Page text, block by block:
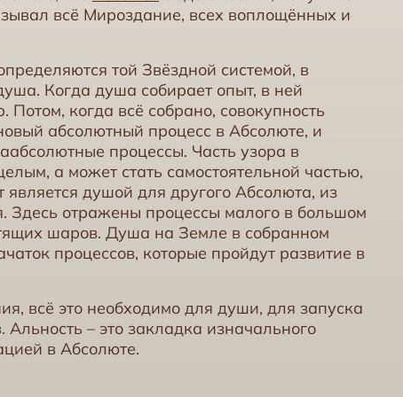
всё Мироздание, всех воплощённых и
той Звёздной системой, в
Когда душа собирает опыт, в ней
когда всё собрано, совокупность
абсолютный процесс в Абсолюте, и
процессы. Часть узора в
а может стать самостоятельной частью,
является душой для другого Абсолюта, из
Здесь отражены процессы малого в большом
шаров. Душа на Земле в собранном
процессов, которые пройдут развитие в
всё это необходимо для души, для запуска
– это закладка изначального
в Абсолюте.